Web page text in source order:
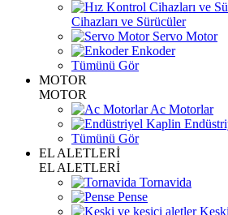
Cihazları ve Sürücüler
Servo Motor
Enkoder
Tümünü Gör
MOTOR
MOTOR
Ac Motorlar
Tümünü Gör
EL ALETLERİ
EL ALETLERİ
Tornavida
Pense